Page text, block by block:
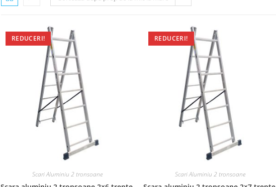
REDUCERI!
Scari Aluminiu 2 tronsoane
REDUCERI!
Scari Aluminiu 2 tronsoane